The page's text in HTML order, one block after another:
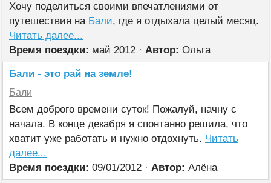
Хочу поделиться своими впечатлениями от
путешествия на Бали, где я отдыхала целый месяц.
Читать далее...
Время поездки: май 2012 · Автор: Ольга
Бали - это рай на земле!
Бали
Всем доброго времени суток! Пожалуй, начну с
начала. В конце декабря я спонтанно решила, что
хватит уже работать и нужно отдохнуть. Читать
далее...
Время поездки: 09/01/2012 · Автор: Алёна